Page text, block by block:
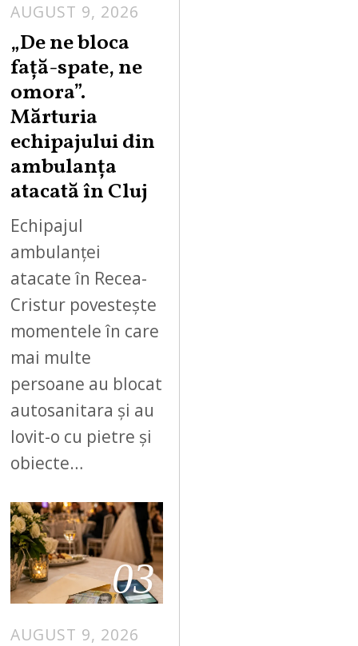
AUGUST 9, 2026
„De ne bloca
față-spate, ne
omora”.
Mărturia
echipajului din
ambulanța
atacată în Cluj
Echipajul
ambulanței
atacate în Recea-
Cristur povestește
momentele în care
mai multe
persoane au blocat
autosanitara și au
lovit-o cu pietre și
obiecte…
03
AUGUST 9, 2026